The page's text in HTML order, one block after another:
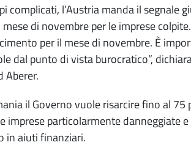
complicati, l’Austria manda il
di novembre per le imprese
per il mese di novembre. È
dal punto di vista burocratico”,
Aberer.
il Governo vuole risarcire fino al
imprese particolarmente danneggiate
in aiuti finanziari.